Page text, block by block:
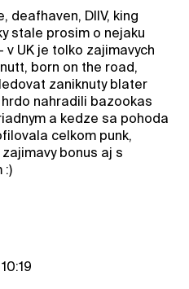
deafhaven, DIIV, king
stale prosim o nejaku
UK je tolko zajimavych
born on the road,
zaniknuty blater
nahradili bazookas
a kedze sa pohoda
celkom punk,
bonus aj s
:)